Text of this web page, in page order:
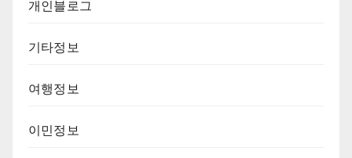
개인블로그
기타정보
여행정보
이민정보